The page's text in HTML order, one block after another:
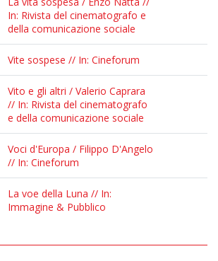
In: Rivista del cinematografo e
della comunicazione sociale
Vite sospese // In: Cineforum
Vito e gli altri / Valerio Caprara
// In: Rivista del cinematografo
e della comunicazione sociale
Voci d'Europa / Filippo D'Angelo
// In: Cineforum
La voe della Luna // In:
Immagine & Pubblico